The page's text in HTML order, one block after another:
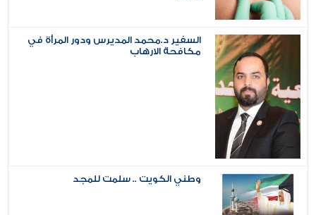
السفير د.محمد المديرس ودور المرأة في
مكافحة الارهاب
وطني الكويت .. سلمت للمجد